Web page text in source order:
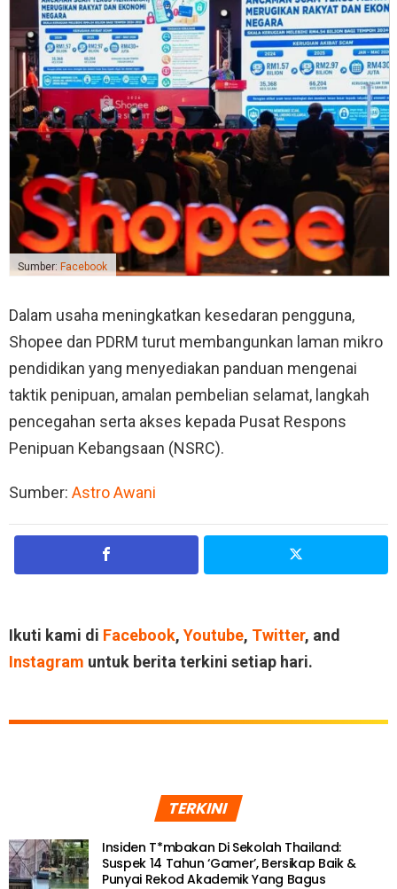
Sumber: Facebook
Dalam usaha meningkatkan kesedaran pengguna,
Shopee dan PDRM turut membangunkan laman mikro
pendidikan yang menyediakan panduan mengenai
taktik penipuan, amalan pembelian selamat, langkah
pencegahan serta akses kepada Pusat Respons
Penipuan Kebangsaan (NSRC).
Sumber: Astro Awani
Ikuti kami di Facebook, Youtube, Twitter, and
Instagram untuk berita terkini setiap hari.
TERKINI
Insiden T*mbakan Di Sekolah Thailand:
Suspek 14 Tahun ‘Gamer’, Bersikap Baik &
Punyai Rekod Akademik Yang Bagus